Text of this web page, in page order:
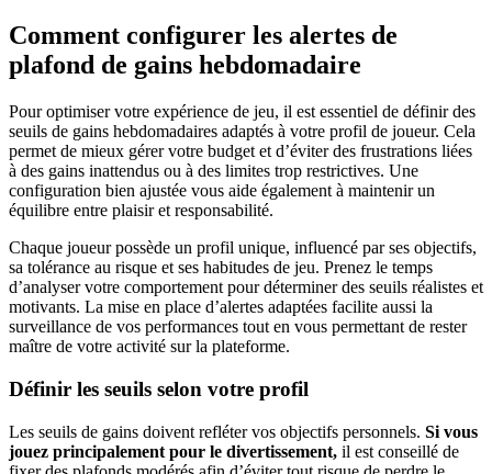
Comment configurer les alertes de
plafond de gains hebdomadaire
Pour optimiser votre expérience de jeu, il est essentiel de définir des
seuils de gains hebdomadaires adaptés à votre profil de joueur. Cela
permet de mieux gérer votre budget et d’éviter des frustrations liées
à des gains inattendus ou à des limites trop restrictives. Une
configuration bien ajustée vous aide également à maintenir un
équilibre entre plaisir et responsabilité.
Chaque joueur possède un profil unique, influencé par ses objectifs,
sa tolérance au risque et ses habitudes de jeu. Prenez le temps
d’analyser votre comportement pour déterminer des seuils réalistes et
motivants. La mise en place d’alertes adaptées facilite aussi la
surveillance de vos performances tout en vous permettant de rester
maître de votre activité sur la plateforme.
Définir les seuils selon votre profil
Les seuils de gains doivent refléter vos objectifs personnels. Si vous
jouez principalement pour le divertissement, il est conseillé de